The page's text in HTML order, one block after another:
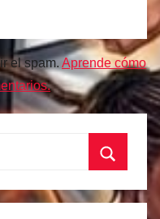
el spam. Aprende cómo